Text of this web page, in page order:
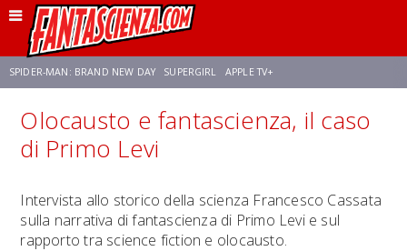
SPIDER-MAN: BRAND NEW DAY SUPERGIRL APPLE TV+
FRANCO RICCIARDIELLO ZENDAYA STAR TREK AVENGERS: DOOMSDAY
Olocausto e fantascienza, il caso
di Primo Levi
Intervista allo storico della scienza Francesco Cassata
sulla narrativa di fantascienza di Primo Levi e sul
rapporto tra science fiction e olocausto.